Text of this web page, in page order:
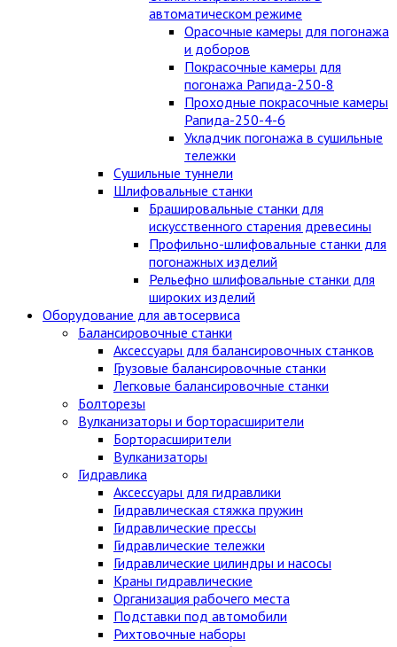
автоматическом режиме
Орасочные камеры для погонажа
и доборов
Покрасочные камеры для
погонажа Рапида-250-8
Проходные покрасочные камеры
Рапида-250-4-6
Укладчик погонажа в сушильные
тележки
Сушильные туннели
Шлифовальные станки
Брашировальные станки для
искусственного старения древесины
Профильно-шлифовальные станки для
погонажных изделий
Рельефно шлифовальные станки для
широких изделий
Оборудование для автосервиса
Балансировочные станки
Аксессуары для балансировочных станков
Грузовые балансировочные станки
Легковые балансировочные станки
Болторезы
Вулканизаторы и борторасширители
Борторасширители
Вулканизаторы
Гидравлика
Аксессуары для гидравлики
Гидравлическая стяжка пружин
Гидравлические прессы
Гидравлические тележки
Гидравлические цилиндры и насосы
Краны гидравлические
Организация рабочего места
Подставки под автомобили
Рихтовочные наборы